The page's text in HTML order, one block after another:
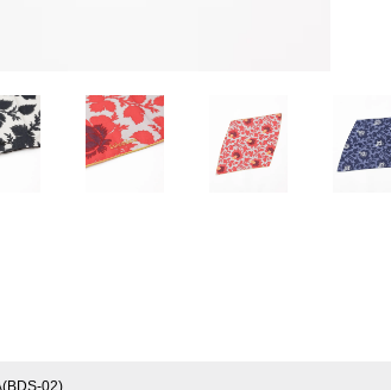
02)